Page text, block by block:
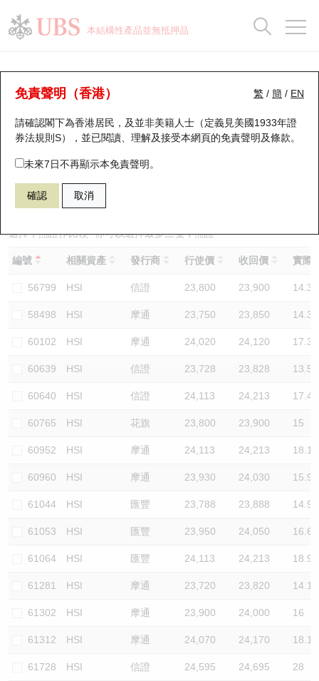
本結構性產品並無抵押品
繁 / 簡 / EN
免責聲明（香港）
請確認閣下為香港居民，及並非美籍人士（定義見美國1933年證
券法規則S），並已閱讀、理解及接受本網頁的免責聲明及條款。
未來7日不再顯示本免責聲明。
確認 取消
牛熊證分析儀
表現 街貨統計 比較
67440 瑞銀牛證 HSI 恒生指數
選擇牛熊證作比較 *你可以選擇最多三隻牛熊證
編號 相關資產 發行商 行使價 收回價 實際
56799 HSI 信證 23,800 23,900 14.3
58498 HSI 摩通 23,750 23,850 14.3
60102 HSI 摩通 24,020 24,120 17.3
60639 HSI 信證 23,728 23,828 13.5
60640 HSI 信證 24,113 24,213 17.4
60765 HSI 花旗 23,800 23,900 15
60952 HSI 摩通 24,113 24,213 18.1
60960 HSI 摩通 23,930 24,030 15.9
61044 HSI 匯豐 23,788 23,888 14.9
61053 HSI 匯豐 23,950 24,050 16.6
61064 HSI 匯豐 24,113 24,213 18.9
61281 HSI 摩通 23,720 23,820 14.1
61302 HSI 摩通 23,900 24,000 16
61312 HSI 摩通 24,070 24,170 18.1
61728 HSI 信證 24,595 24,695 28
瑞銀認股證一覽
新發行瑞銀認股證
即將到期認股證
認股證到期結算價查詢
認股證分析儀
認股證速算機
認股證/牛熊證日誌
認股證文件及公告
街貨統計
比較
牛熊全景快搜
牛熊證搜尋
牛熊證街貨分佈圖
正股牛熊證列表
新發行瑞銀牛熊證
已收回牛熊證剩餘價值
牛熊證到期結算價查詢
牛熊證分析儀
牛熊證文件及公告
牛熊證文件及公告 (瑞信)
街貨統計
比較
十大升幅/跌幅
十大認股證成交分佈
十天股證佔大市成交
資金流
街貨統計
三十大平均引伸波幅
正股分析儀
二十大活躍股份
恒指成份股
國指成份股
科指成份股
相關資產沽空
中資ETFs溢價比較
AH 股價對照
ADR
收市競價變化
持股比重
顯示所有持股比重
每月輪證大市專題
輪證專欄
講座及教育短片
認股證投資者教育
牛熊證投資者教育
認股證牛熊證常問問題